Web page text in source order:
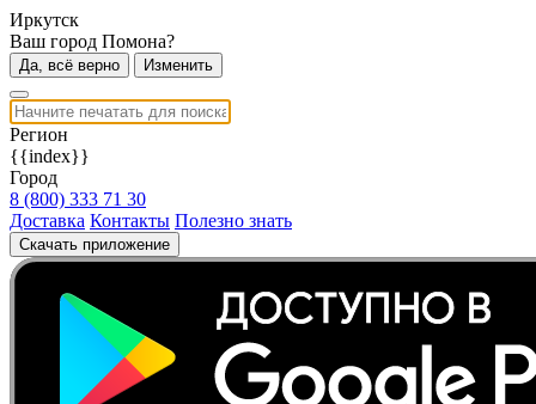
Иркутск
Ваш город Помона?
Да, всё верно Изменить
Регион
{{index}}
Город
8 (800) 333 71 30
Доставка Контакты Полезно знать
Скачать приложение